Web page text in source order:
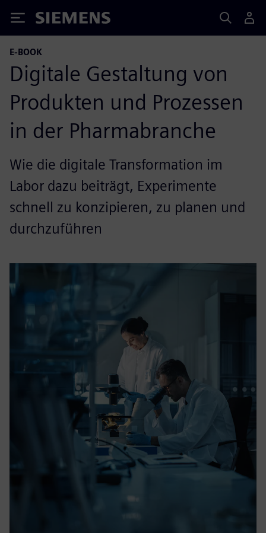
Siemens
E-BOOK
Digitale Gestaltung von
Produkten und Prozessen
in der Pharmabranche
Wie die digitale Transformation im
Labor dazu beiträgt, Experimente
schnell zu konzipieren, zu planen und
durchzuführen